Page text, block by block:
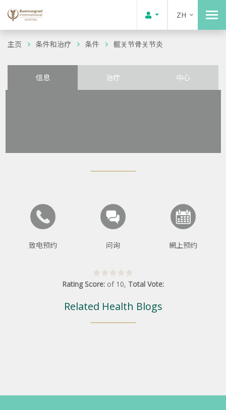
ZH
主页 条件和治疗 条件 髋关节骨关节炎
信息 治疗 中心
致电预约 问询 網上预约
Rating Score: of 10, Total Vote:
Related Health Blogs